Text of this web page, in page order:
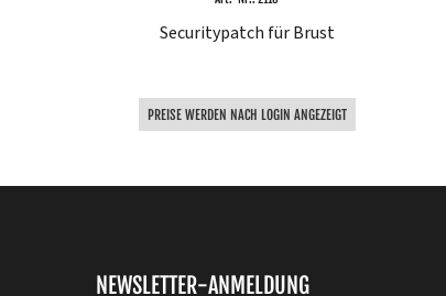
Securitypatch für Brust
PREISE WERDEN NACH LOGIN ANGEZEIGT
NEWSLETTER-ANMELDUNG